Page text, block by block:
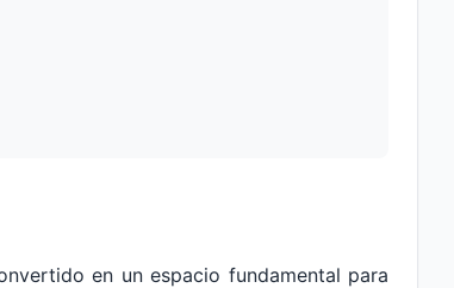
en un espacio fundamental para